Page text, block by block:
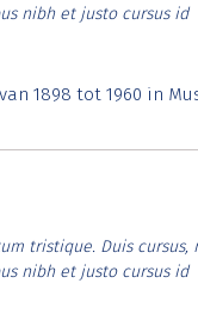
nibh et justo cursus id
1898 tot 1960 in
tristique. Duis cursus,
nibh et justo cursus id